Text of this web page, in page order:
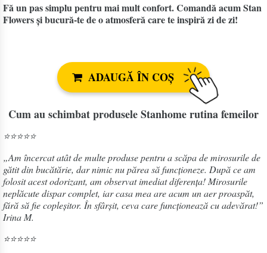
Fă un pas simplu pentru mai mult confort. Comandă acum Stan
Flowers și bucură-te de o atmosferă care te inspiră zi de zi!
ADAUGĂ ÎN COȘ
Cum au schimbat produsele Stanhome rutina femeilor
⭐⭐⭐⭐⭐
„Am încercat atât de multe produse pentru a scăpa de mirosurile de
gătit din bucătărie, dar nimic nu părea să funcționeze. După ce am
folosit acest odorizant, am observat imediat diferența! Mirosurile
neplăcute dispar complet, iar casa mea are acum un aer proaspăt,
fără să fie copleșitor. În sfârșit, ceva care funcționează cu adevărat!”
Irina M.
⭐⭐⭐⭐⭐